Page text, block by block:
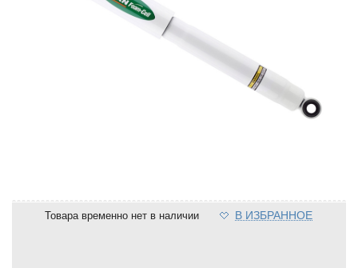
Товара временно нет в наличии В ИЗБРАННОЕ